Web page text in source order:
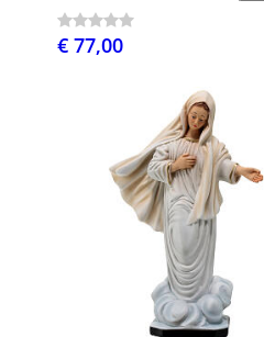
€ 77,00